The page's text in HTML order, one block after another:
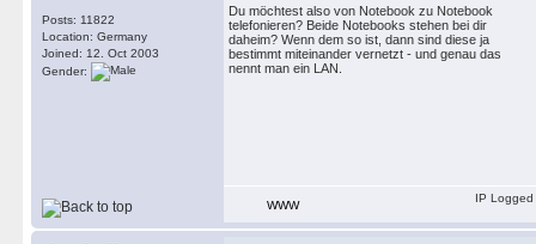
Posts: 11822
Location: Germany
Joined: 12. Oct 2003
Gender:
Du möchtest also von Notebook zu Notebook
telefonieren? Beide Notebooks stehen bei dir
daheim? Wenn dem so ist, dann sind diese ja
bestimmt miteinander vernetzt - und genau das
nennt man ein LAN.
WWW
IP Logged